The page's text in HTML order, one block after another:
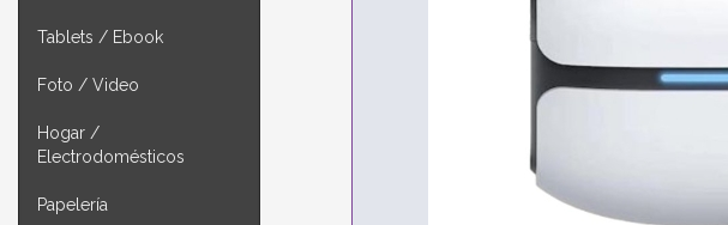
Tablets / Ebook
Foto / Video
Hogar /
Electrodomésticos
Papelería